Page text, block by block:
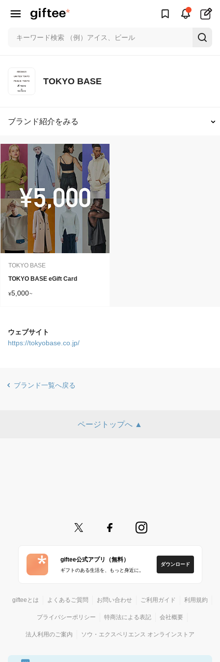
TOKYO BASE
ブランド紹介をみる
TOKYO BASE
TOKYO BASE eGift Card
¥5,000~
ウェブサイト
https://tokyobase.co.jp/
ブランド一覧へ戻る
ページトップへ ▲
giftee公式アプリ（無料）
ギフトのある生活を、もっと身近に。
ダウンロード
gifteeとは よくあるご質問 お問い合わせ ご利用ガイド 利用規約
プライバシーポリシー 特商法による表記 会社概要
法人利用のご案内 ソウ・エクスペリエンス オンラインストア